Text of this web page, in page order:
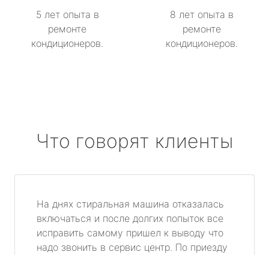
5 лет опыта в
ремонте
кондиционеров.
8 лет опыта в
ремонте
кондиционеров.
Что говорят клиенты
На днях стиральная машина отказалась
включаться и после долгих попыток все
исправить самому пришел к выводу что
надо звонить в сервис центр. По приезду